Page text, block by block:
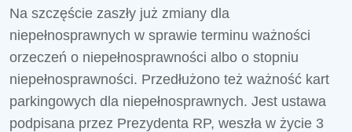
Na szczęście zaszły już zmiany dla
niepełnosprawnych w sprawie terminu ważności
orzeczeń o niepełnosprawności albo o stopniu
niepełnosprawności. Przedłużono też ważność kart
parkingowych dla niepełnosprawnych. Jest ustawa
podpisana przez Prezydenta RP, weszła w życie 3